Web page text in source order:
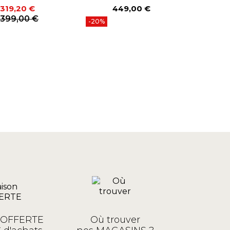
Prix
319,20 €
Prix de base
399,00 € -20%
Prix
449,00 €
Où trouver